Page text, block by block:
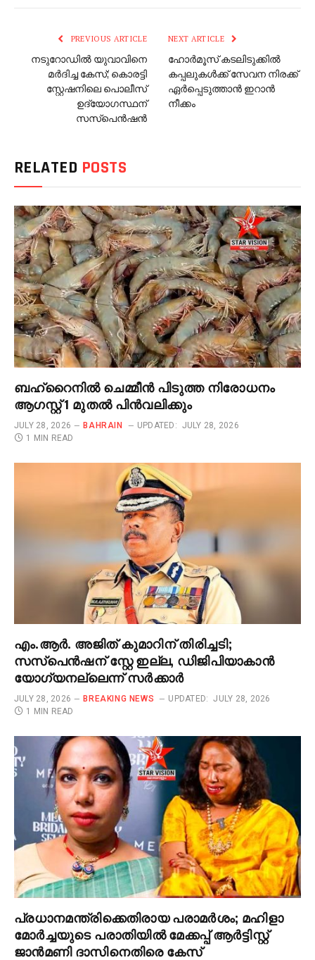
PREVIOUS ARTICLE
നടുറോഡിൽ യുവാവിനെ
മർദിച്ച കേസ്; കൊരട്ടി
സ്റ്റേഷനിലെ പൊലീസ്
ഉദ്യോഗസ്ഥന്
സസ്‌പെൻഷൻ
NEXT ARTICLE
ഹോർമൂസ് കടലിടുക്കിൽ
കപ്പലുകൾക്ക് സേവന നിരക്ക്
ഏർപ്പെടുത്താൻ ഇറാൻ
നീക്കം
RELATED POSTS
ബഹ്റൈനിൽ ചെമ്മീൻ പിടുത്ത നിരോധനം
ആഗസ്റ്റ് 1 മുതൽ പിൻവലിക്കും
JULY 28, 2026 BAHRAIN UPDATED: JULY 28, 2026
1 MIN READ
എം.ആർ. അജിത് കുമാറിന് തിരിച്ചടി;
സസ്‌പെൻഷന് സ്റ്റേ ഇല്ല, ഡിജിപിയാകാൻ
യോഗ്യനല്ലെന്ന് സർക്കാർ
JULY 28, 2026 BREAKING NEWS UPDATED: JULY 28, 2026
1 MIN READ
പ്രധാനമന്ത്രിക്കെതിരായ പരാമർശം; മഹിളാ
മോർച്ചയുടെ പരാതിയിൽ മേക്കപ്പ് ആർട്ടിസ്റ്റ്
ജാൻമണി ദാസിനെതിരെ കേസ്